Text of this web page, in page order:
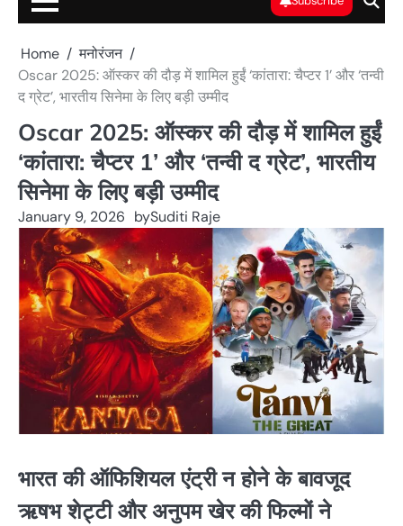
Home
मनोरंजन
Oscar 2025: ऑस्कर की दौड़ में शामिल हुईं ‘कांतारा: चैप्टर 1’ और ‘तन्वी
द ग्रेट’, भारतीय सिनेमा के लिए बड़ी उम्मीद
Oscar 2025: ऑस्कर की दौड़ में शामिल हुईं
‘कांतारा: चैप्टर 1’ और ‘तन्वी द ग्रेट’, भारतीय
सिनेमा के लिए बड़ी उम्मीद
January 9, 2026 bySuditi Raje
भारत की ऑफिशियल एंट्री न होने के बावजूद
ऋषभ शेट्टी और अनुपम खेर की फिल्मों ने